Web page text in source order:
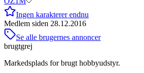
Ingen karakterer endnu
Medlem siden 28.12.2016
Se alle brugernes annoncer
brugtgrej
Markedsplads for brugt hobbyudstyr.